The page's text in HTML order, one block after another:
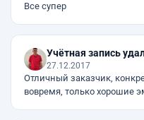
Все супер
Учётная запись
27.12.2017
Отличный заказчик,
вовремя, только хорошие